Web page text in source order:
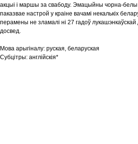
акцыі і маршы за свабоду. Эмацыйны чорна-
паказвае настрой у краіне вачамі некалькіх
перамены не зламалі ні 27 гадоў
досвед.
Мова арыгіналу: руская, беларуская
Субцітры: англійскія*